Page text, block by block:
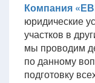
Компания
юридические
участков в
мы проводим
по данному
подготовку